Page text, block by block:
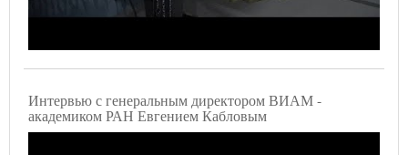
Интервью с генеральным директором ВИАМ -
академиком РАН Евгением Кабловым